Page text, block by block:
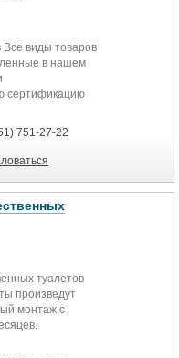
пластиковая,
с
также можно
время,
гибкие
от
«ТАНДЕМ-
выбор.
Все виды товаров
в нашем
сертификацию
751-27-22
туалетов
произведут
монтаж с